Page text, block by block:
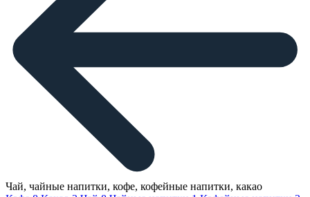
Чай, чайные напитки, кофе, кофейные напитки, какао